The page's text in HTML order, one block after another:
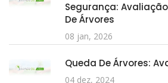
Segurança:
De Árvores
08 jan, 2026
Queda De Árvores:
04 dez, 2024